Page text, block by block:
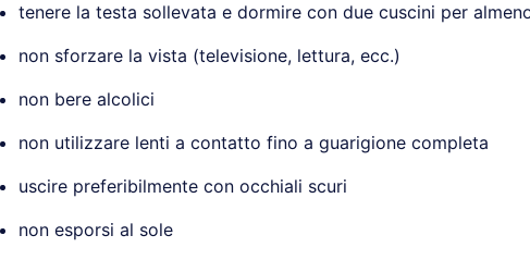
tenere la testa sollevata e dormire con due cuscini per
non sforzare la vista (televisione, lettura, ecc.)
non bere alcolici
non utilizzare lenti a contatto fino a guarigione completa
uscire preferibilmente con occhiali scuri
non esporsi al sole